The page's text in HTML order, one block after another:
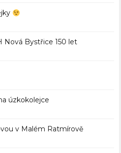
Nová Bystřice 150 let
úzkokolejce
v Malém Ratmírově